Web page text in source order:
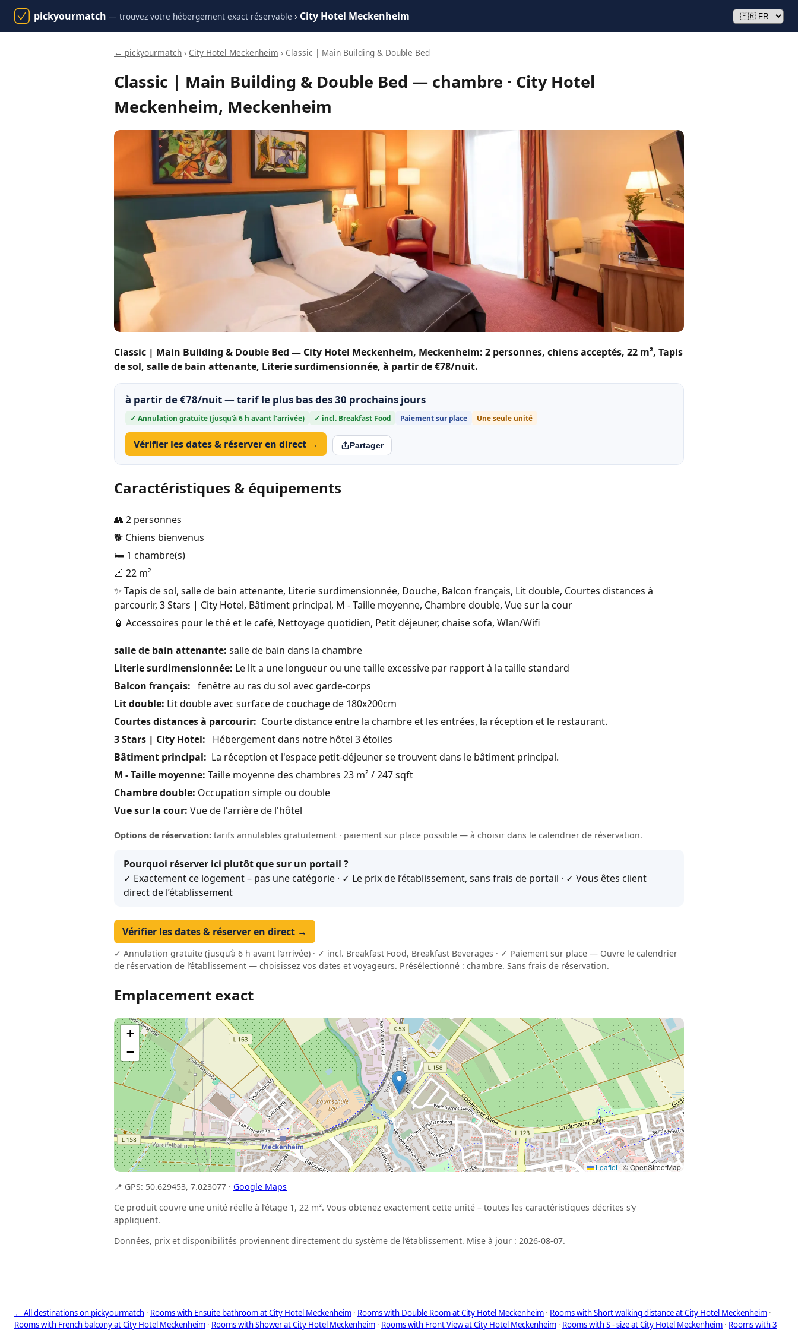
pickyourmatch — trouvez votre hébergement exact réservable › City Hotel Meckenheim
← pickyourmatch › City Hotel Meckenheim › Classic | Main Building & Double Bed
Classic | Main Building & Double Bed — chambre · City Hotel
Meckenheim, Meckenheim
Classic | Main Building & Double Bed — City Hotel Meckenheim, Meckenheim: 2 personnes, chiens acceptés, 22 m², Tapis
de sol, salle de bain attenante, Literie surdimensionnée, à partir de €78/nuit.
à partir de €78/nuit — tarif le plus bas des 30 prochains jours
✓ Annulation gratuite (jusqu’à 6 h avant l’arrivée) ✓ incl. Breakfast Food Paiement sur place Une seule unité
Vérifier les dates & réserver en direct → Partager
Caractéristiques & équipements
👥 2 personnes
🐕 Chiens bienvenus
🛏️ 1 chambre(s)
📐 22 m²
✨ Tapis de sol, salle de bain attenante, Literie surdimensionnée, Douche, Balcon français, Lit double, Courtes distances à
parcourir, 3 Stars | City Hotel, Bâtiment principal, M - Taille moyenne, Chambre double, Vue sur la cour
🧴 Accessoires pour le thé et le café, Nettoyage quotidien, Petit déjeuner, chaise sofa, Wlan/Wifi
salle de bain attenante: salle de bain dans la chambre
Literie surdimensionnée: Le lit a une longueur ou une taille excessive par rapport à la taille standard
Balcon français: fenêtre au ras du sol avec garde-corps
Lit double: Lit double avec surface de couchage de 180x200cm
Courtes distances à parcourir: Courte distance entre la chambre et les entrées, la réception et le restaurant.
3 Stars | City Hotel: Hébergement dans notre hôtel 3 étoiles
Bâtiment principal: La réception et l'espace petit-déjeuner se trouvent dans le bâtiment principal.
M - Taille moyenne: Taille moyenne des chambres 23 m² / 247 sqft
Chambre double: Occupation simple ou double
Vue sur la cour: Vue de l'arrière de l'hôtel
Options de réservation: tarifs annulables gratuitement · paiement sur place possible — à choisir dans le calendrier de réservation.
Pourquoi réserver ici plutôt que sur un portail ?
✓ Exactement ce logement – pas une catégorie · ✓ Le prix de l’établissement, sans frais de portail · ✓ Vous êtes client
direct de l’établissement
Vérifier les dates & réserver en direct →
✓ Annulation gratuite (jusqu’à 6 h avant l’arrivée) · ✓ incl. Breakfast Food, Breakfast Beverages · ✓ Paiement sur place — Ouvre le calendrier
de réservation de l’établissement — choisissez vos dates et voyageurs. Présélectionné : chambre. Sans frais de réservation.
Emplacement exact
+
−
Leaflet | © OpenStreetMap
📍 GPS: 50.629453, 7.023077 · Google Maps
Ce produit couvre une unité réelle à l’étage 1, 22 m². Vous obtenez exactement cette unité – toutes les caractéristiques décrites s’y
appliquent.
Données, prix et disponibilités proviennent directement du système de l’établissement. Mise à jour : 2026-08-07.
← All destinations on pickyourmatch · Rooms with Ensuite bathroom at City Hotel Meckenheim · Rooms with Double Room at City Hotel Meckenheim · Rooms with Short walking distance at City Hotel Meckenheim ·
Rooms with French balcony at City Hotel Meckenheim · Rooms with Shower at City Hotel Meckenheim · Rooms with Front View at City Hotel Meckenheim · Rooms with S - size at City Hotel Meckenheim · Rooms with 3